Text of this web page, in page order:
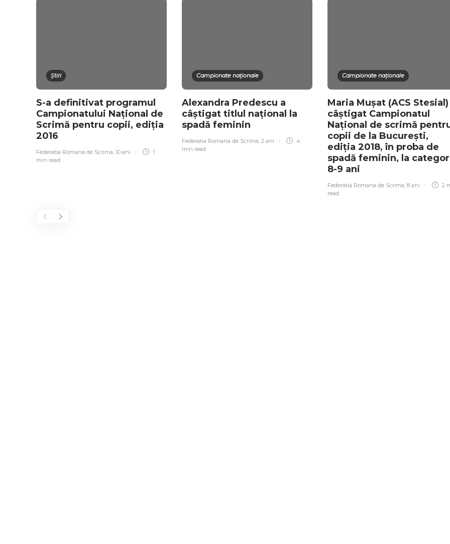
Știri
S-a definitivat programul
Campionatului Național de
Scrimă pentru copii, ediția
2016
Federatia Romana de Scrima, 10 ani
1
min read
Campionate naționale
Alexandra Predescu a
câștigat titlul național la
spadă feminin
Federatia Romana de Scrima, 2 ani
4
min read
Campionate naționale
Maria Mușat (ACS Stesial)
câștigat Campionatul
Național de scrimă
copii de la București,
ediția 2018, în proba de
spadă feminin, la
8-9 ani
Federatia Romana de Scrima, 8 ani
2
read